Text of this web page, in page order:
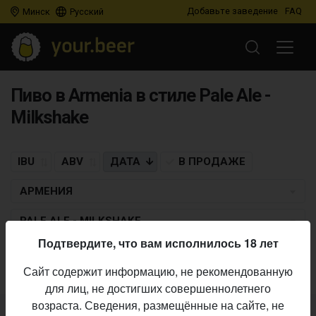
Минск Русский Добавьте заведение FAQ
Пиво в Armenia в стиле Pale Ale -
Milkshake
IBU ABV ДАТА В ПРОДАЖЕ
АРМЕНИЯ
PALE ALE - MILKSHAKE
Пиво по заданным критериям не найдено
Подтвердите, что вам исполнилось 18 лет
Сайт содержит информацию, не рекомендованную
для лиц, не достигших совершеннолетнего
возраста. Сведения, размещённые на сайте, не